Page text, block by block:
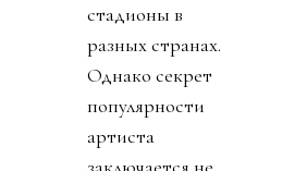
стадионы в
разных странах.
Однако секрет
популярности
артиста